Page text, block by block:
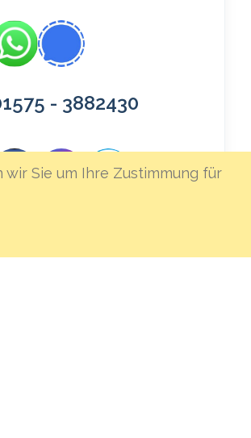
Sie um Ihre Zustimmung für
- 3882430